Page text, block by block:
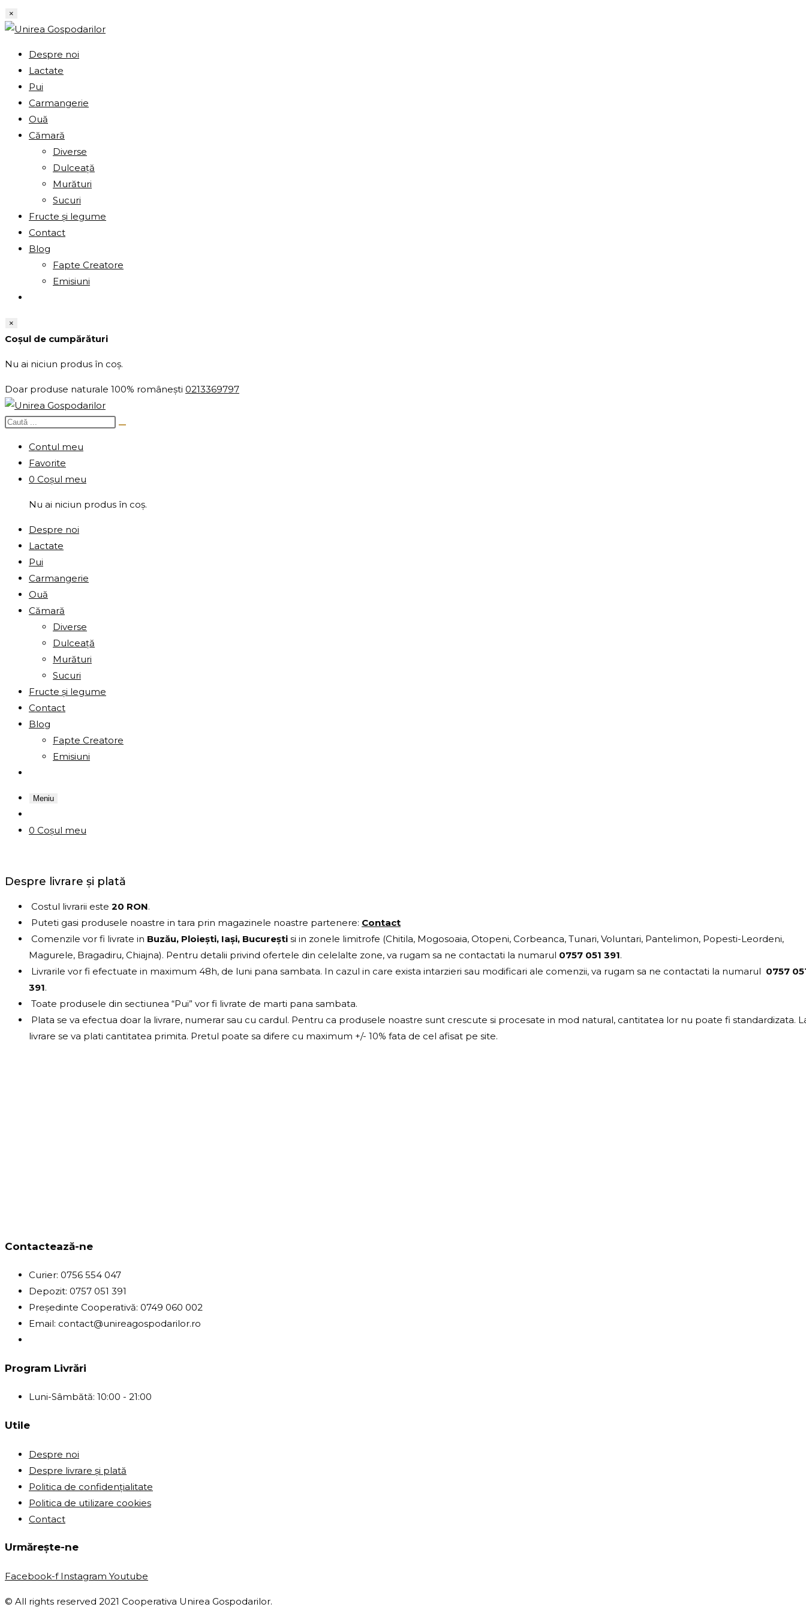
Skip
to
×
Despre noi
Lactate
Pui
Carmangerie
Ouă
Cămară
Diverse
Dulceață
Murături
Sucuri
Fructe și legume
Contact
Blog
Fapte Creatore
Emisiuni
×
Coșul de cumpărături
Nu ai niciun produs în coș.
Doar produse naturale 100% românești 0213369797
Contul meu
Favorite
0 Coșul meu
Nu ai niciun produs în coș.
Despre noi
Lactate
Pui
Carmangerie
Ouă
Cămară
Diverse
Dulceață
Murături
Sucuri
Fructe și legume
Contact
Blog
Fapte Creatore
Emisiuni
Meniu
0 Coșul meu
Despre livrare și plată
Costul livrarii este 20 RON.
Puteti gasi produsele noastre in tara prin magazinele noastre partenere: Contact
Comenzile vor fi livrate in Buzău, Ploiești, Iași, București si in zonele limitrofe (Chitila, Mogosoaia, Otopeni, Corbeanca, Tunari, Voluntari, Pantelimon, Popesti-Leordeni,
Magurele, Bragadiru, Chiajna). Pentru detalii privind ofertele din celelalte zone, va rugam sa ne contactati la numarul 0757 051 391.
Livrarile vor fi efectuate in maximum 48h, de luni pana sambata. In cazul in care exista intarzieri sau modificari ale comenzii, va rugam sa ne contactati la numarul 0757
391.
Toate produsele din sectiunea “Pui” vor fi livrate de marti pana sambata.
Plata se va efectua doar la livrare, numerar sau cu cardul. Pentru ca produsele noastre sunt crescute si procesate in mod natural, cantitatea lor nu poate fi standardizata.
livrare se va plati cantitatea primita. Pretul poate sa difere cu maximum +/- 10% fata de cel afisat pe site.
Contactează-ne
Curier: 0756 554 047
Depozit: 0757 051 391
Președinte Cooperativă: 0749 060 002
Email: contact@unireagospodarilor.ro
Program Livrări
Luni-Sâmbătă: 10:00 - 21:00
Utile
Despre noi
Despre livrare și plată
Politica de confidențialitate
Politica de utilizare cookies
Contact
Urmărește-ne
Facebook-f Instagram Youtube
© All rights reserved 2021 Cooperativa Unirea Gospodarilor.